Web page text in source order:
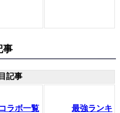
事
記事
コラボ一覧
最強ランキ